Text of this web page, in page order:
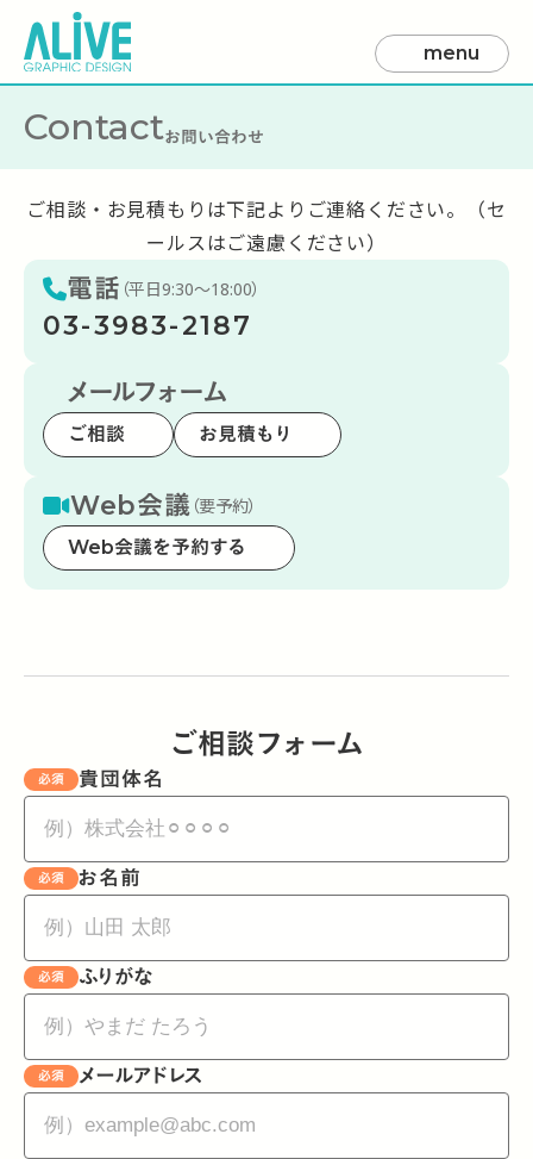
menu
Contactお問い合わせ
ご相談・お見積もりは下記よりご連絡ください。（セ
ールスはご遠慮ください）
電話 （平日9:30～18:00）
03-3983-2187
メールフォーム
ご相談 お見積もり
Web会議 （要予約）
Web会議を予約する
ご相談フォーム
必須 貴団体名
必須 お名前
必須 ふりがな
必須 メールアドレス